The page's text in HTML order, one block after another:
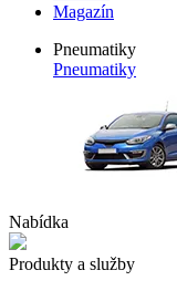
Magazín
Pneumatiky
Pneumatiky
Nabídka
Produkty a služby